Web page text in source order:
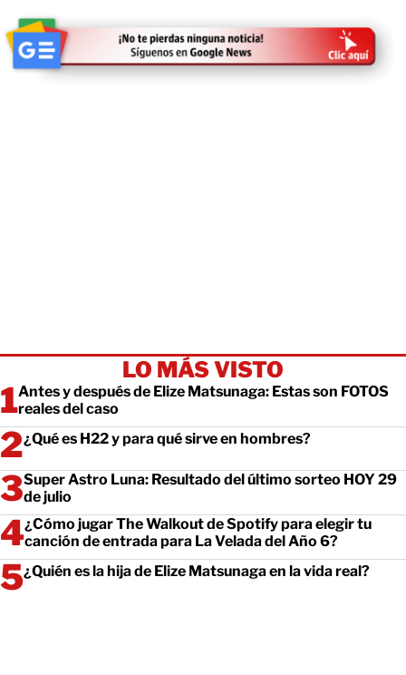
LO MÁS VISTO
Antes y después de Elize Matsunaga: Estas son FOTOS
reales del caso
¿Qué es H22 y para qué sirve en hombres?
Super Astro Luna: Resultado del último sorteo HOY 29
de julio
¿Cómo jugar The Walkout de Spotify para elegir tu
canción de entrada para La Velada del Año 6?
¿Quién es la hija de Elize Matsunaga en la vida real?